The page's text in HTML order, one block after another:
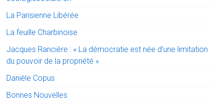
La Parisienne Libérée
La feuille Charbinoise
Jacques Rancière : « La démocratie est née d’une limitation
du pouvoir de la propriété »
Danièle Copus
Bonnes Nouvelles